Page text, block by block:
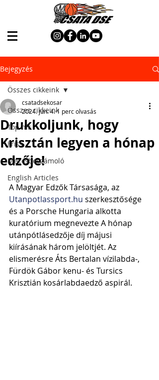
Bejegyzés
Összes cikkeink
Top hír
Friss
Meccsbeszámoló
English Articles
Összes cikkeink
Drukkoljunk, hogy
Krisztán legyen a hónap
edzője!
csatadsekosar
2024. jún. 4.1 perc olvasás
A Magyar Edzők Társasága, az
Utanpotlassport.hu szerkesztősége
és a Porsche Hungaria alkotta
kuratórium megnevezte A hónap
utánpótlásedzője díj májusi
kiírásának három jelöltjét. Az
elismerésre Áts Bertalan vízilabda-,
Fürdök Gábor kenu- és Tursics
Krisztián kosárlabdaedző aspirál.